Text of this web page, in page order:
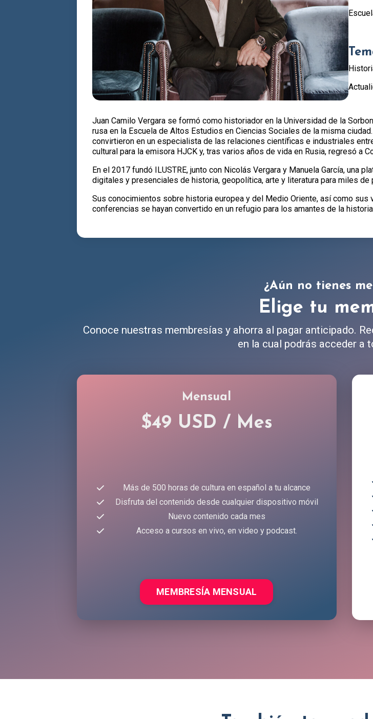
Juan Camilo Vergara se formó como historiador en la Universidad de la
rusa en la Escuela de Altos Estudios en Ciencias Sociales de la misma
convirtieron en un especialista de las relaciones científicas e industriales
cultural para la emisora HJCK y, tras varios años de vida en Rusia, regresó a
En el 2017 fundó ILUSTRE, junto con Nicolás Vergara y Manuela García, una
digitales y presenciales de historia, geopolítica, arte y literatura para miles de
Sus conocimientos sobre historia europea y del Medio Oriente, así como sus
conferencias se hayan convertido en un refugio para los amantes de la
¿Aún no tienes
Elige tu
Conoce nuestras membresías y ahorra al pagar anticipado.
en la cual podrás acceder a
Mensual
$49 USD / Mes
Más de 500 horas de cultura en español a tu alcance
Disfruta del contenido desde cualquier dispositivo móvil
Nuevo contenido cada mes
Acceso a cursos en vivo, en video y podcast.
MEMBRESÍA MENSUAL